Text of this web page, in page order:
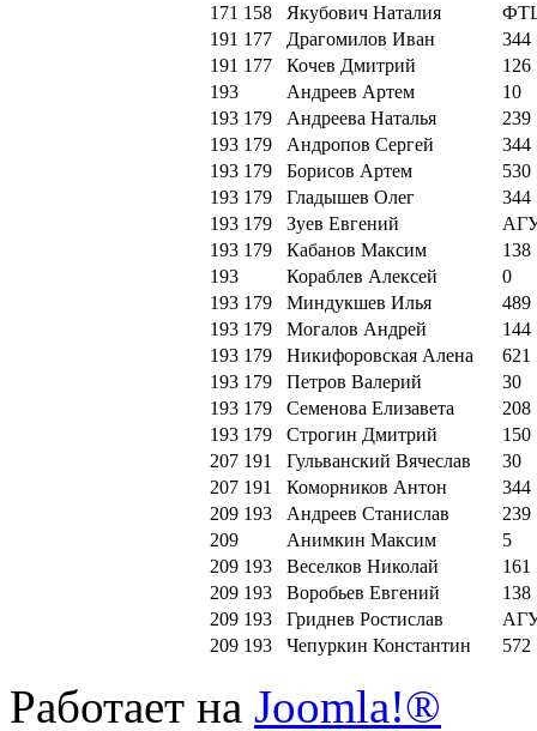
171 158 Якубович Наталия
191 177 Драгомилов Иван
344
191 177 Кочев Дмитрий
126
193
Андреев Артем
10
193 179 Андреева Наталья
239
193 179 Андропов Сергей
344
193 179 Борисов Артем
530
193 179 Гладышев Олег
344
193 179 Зуев Евгений
193 179 Кабанов Максим
138
193
Кораблев Алексей
0
193 179 Миндукшев Илья
489
193 179 Могалов Андрей
144
193 179 Никифоровская Алена
621
193 179 Петров Валерий
30
193 179 Семенова Елизавета
208
193 179 Строгин Дмитрий
150
207 191 Гульванский Вячеслав
30
207 191 Коморников Антон
344
209 193 Андреев Станислав
239
209
Анимкин Максим
5
209 193 Веселков Николай
161
209 193 Воробьев Евгений
138
209 193 Гриднев Ростислав
209 193 Чепуркин Константин 572
Работает на Joomla!®